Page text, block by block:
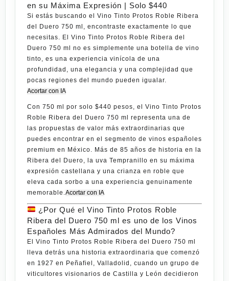
en su Máxima Expresión | Solo $440
Si estás buscando el Vino Tinto Protos Roble Ribera
del Duero 750 ml
, encontraste exactamente lo que
necesitas. El Vino Tinto Protos Roble Ribera del
Duero 750 ml no es simplemente una botella de vino
tinto, es una experiencia vinícola de una
profundidad, una elegancia y una complejidad que
pocas regiones del mundo pueden igualar.
Acortar con IA
Con 750 ml por solo $440 pesos , el Vino Tinto Protos
Roble Ribera del Duero 750 ml representa una de
las propuestas de valor más extraordinarias que
puedes encontrar en el segmento de vinos españoles
premium en México. Más de 85 años de historia en la
Ribera del Duero, la uva Tempranillo en su máxima
expresión castellana y una crianza en roble que
eleva cada sorbo a una experiencia genuinamente
memorable. Acortar con IA
¿Por Qué el Vino Tinto Protos Roble
Ribera del Duero 750 ml es uno de los Vinos
Españoles Más Admirados del Mundo?
El Vino Tinto Protos Roble Ribera del Duero 750 ml
lleva detrás una historia extraordinaria que comenzó
en 1927 en Peñafiel, Valladolid, cuando un grupo de
viticultores visionarios de Castilla y León decidieron